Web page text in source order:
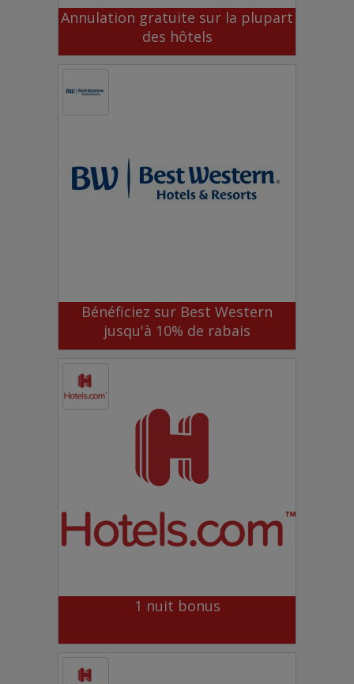
Annulation gratuite sur la plupart
des hôtels
Bénéficiez sur Best Western
jusqu'à 10% de rabais
1 nuit bonus